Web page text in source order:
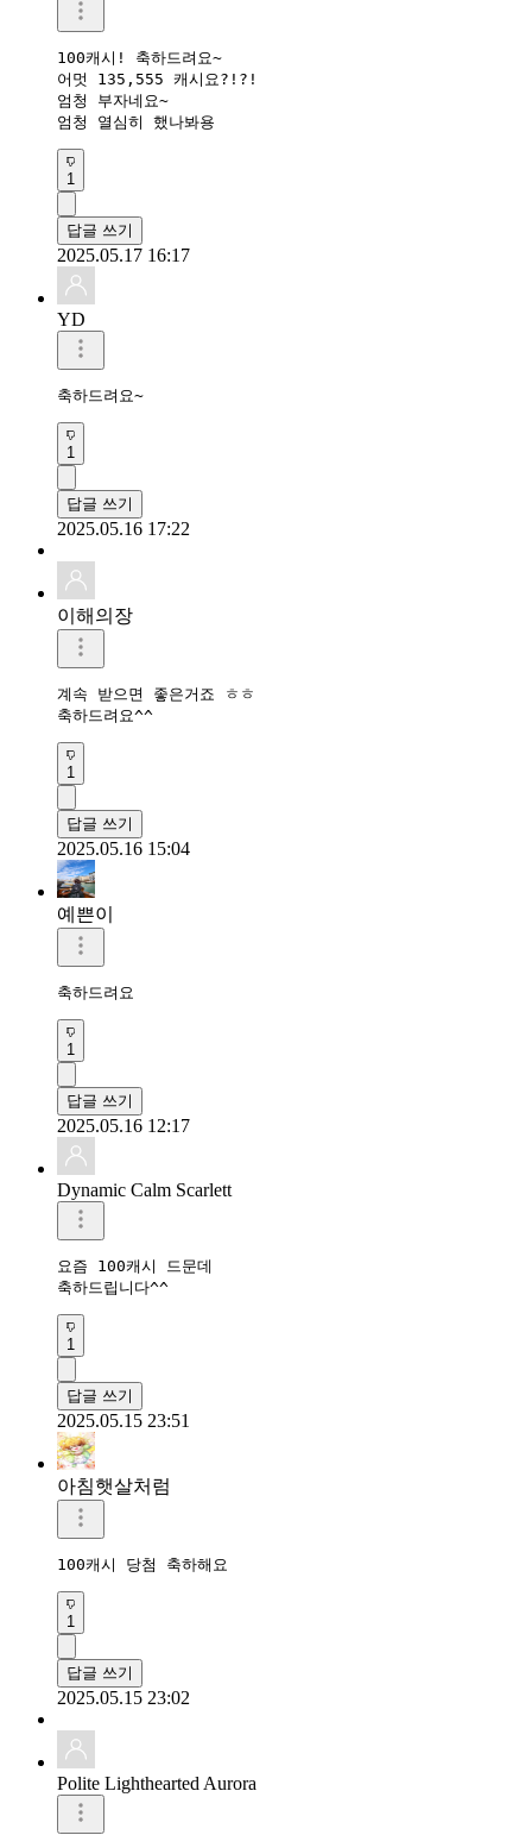
100캐시! 축하드려요~
어멋 135,555 캐시요?!?!
엄청 부자네요~
엄청 열심히 했나봐용
1
답글 쓰기
2025.05.17 16:17
YD
축하드려요~
1
답글 쓰기
2025.05.16 17:22
이해의장
계속 받으면 좋은거죠 ㅎㅎ
축하드려요^^
1
답글 쓰기
2025.05.16 15:04
예쁜이
축하드려요
1
답글 쓰기
2025.05.16 12:17
Dynamic Calm Scarlett
요즘 100캐시 드문데
축하드립니다^^
1
답글 쓰기
2025.05.15 23:51
아침햇살처럼
100캐시 당첨 축하해요
1
답글 쓰기
2025.05.15 23:02
Polite Lighthearted Aurora